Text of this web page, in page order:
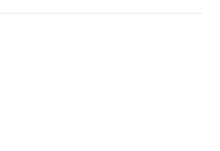
dispozitie, Echipa Exclusiv